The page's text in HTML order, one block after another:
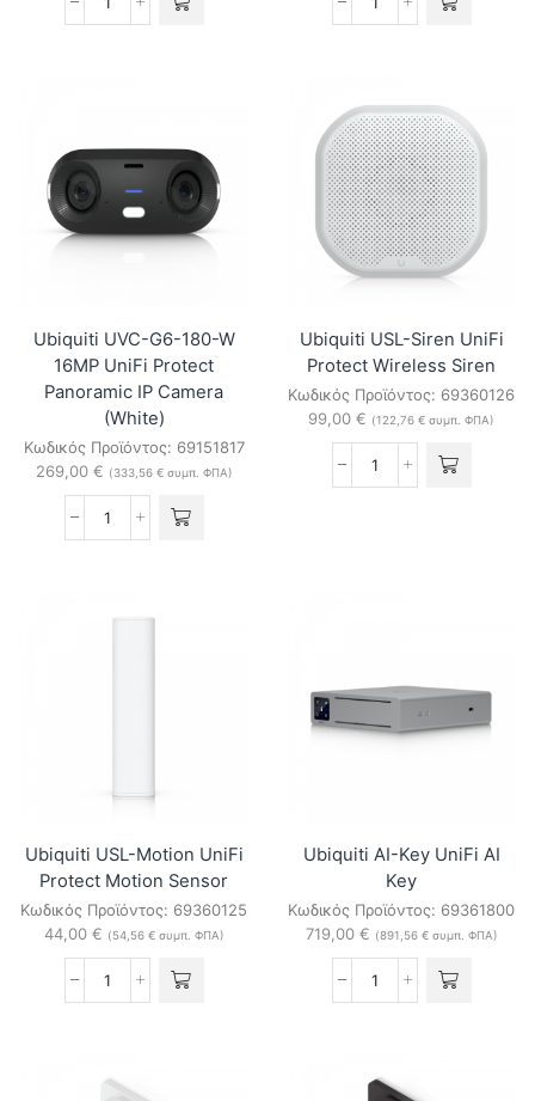
Ubiquiti
Motion
Sensor
(3-
pack)
ποσότητα
Ubiquiti
Glass
Break
and
Motion
Sensor
ποσότητα
Ubiquiti UVC-G6-180-W
16MP UniFi Protect
Panoramic IP Camera
(White)
Κωδικός Προϊόντος: 69151817
269,00 € (333,56 €συμπ. ΦΠΑ)
Ubiquiti
W
ποσότητα
Ubiquiti USL-Siren UniFi
Protect Wireless Siren
Κωδικός Προϊόντος: 69360126
99,00 € (122,76 € συμπ. ΦΠΑ)
Ubiquiti
Ubiquiti USL-Motion UniFi
Protect Motion Sensor
Κωδικός Προϊόντος: 69360125
44,00 € (54,56 €συμπ. ΦΠΑ)
Ubiquiti
Protect
Ubiquiti AI-Key UniFi AI
Key
Κωδικός Προϊόντος: 69361800
719,00 € (891,56 €συμπ. ΦΠΑ)
Ubiquiti
AI